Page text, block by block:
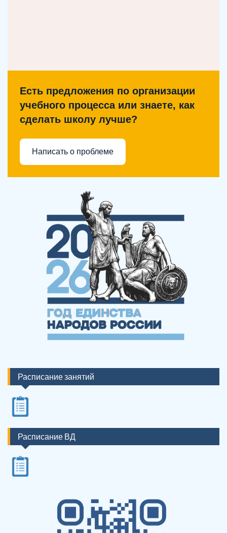
Есть предложения по организации
учебного процесса или знаете, как
сделать школу лучше?
Написать о проблеме
Расписание занятий
Расписание ВД